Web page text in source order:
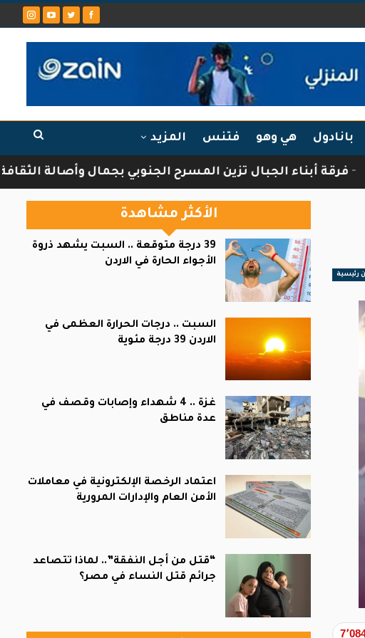
بانادول هي وهو فتنس المزيد
الجبال تزين المسرح الجنوبي بجمال وأصالة الثقافة
رئيسية
الأكثر مشاهدة
39 درجة متوقعة .. السبت يشهد ذروة
الأجواء الحارة في الاردن
السبت .. درجات الحرارة العظمى في
الاردن 39 درجة مئوية
غزة .. 4 شهداء وإصابات وقصف في
عدة مناطق
اعتماد الرخصة الإلكترونية في معاملات
الأمن العام والإدارات المرورية
“قتل من أجل النفقة”.. لماذا تتصاعد
جرائم قتل النساء في مصر؟